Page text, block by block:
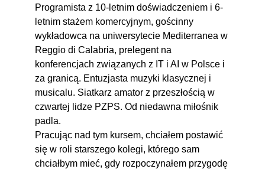
Programista z 10-letnim doświadczeniem i 6-
letnim stażem komercyjnym, gościnny
wykładowca na uniwersytecie Mediterranea w
Reggio di Calabria, prelegent na
konferencjach związanych z IT i AI w Polsce i
za granicą. Entuzjasta muzyki klasycznej i
musicalu. Siatkarz amator z przeszłością w
czwartej lidze PZPS. Od niedawna miłośnik
padla.
Pracując nad tym kursem, chciałem postawić
się w roli starszego kolegi, którego sam
chciałbym mieć, gdy rozpoczynałem przygodę